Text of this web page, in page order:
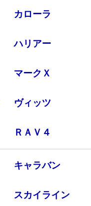
カローラ
ハリアー
マークＸ
ヴィッツ
ＲＡＶ４
キャラバン
スカイライン